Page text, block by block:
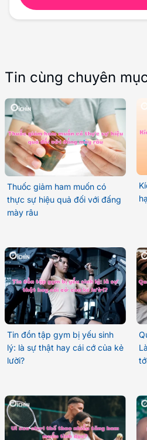
Tin cùng chuyên
Thuốc giảm ham muốn có
thực sự hiệu quả đối với đấng
mày râu
Tin đồn tập gym bị yếu sinh
lý: là sự thật hay cái cớ của kẻ
lười?